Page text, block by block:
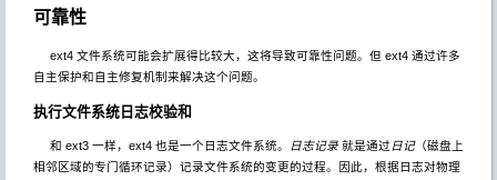
可靠性
ext4 文件系统可能会扩展得比较大，这将导致可靠性问题。但 ext4 通过许多
自主保护和自主修复机制来解决这个问题。
执行文件系统日志校验和
和 ext3 一样，ext4 也是一个日志文件系统。 日志记录 就是通过 日记（磁盘上
相邻区域的专门循环记录）记录文件系统的变更的过程。因此，根据日志对物理